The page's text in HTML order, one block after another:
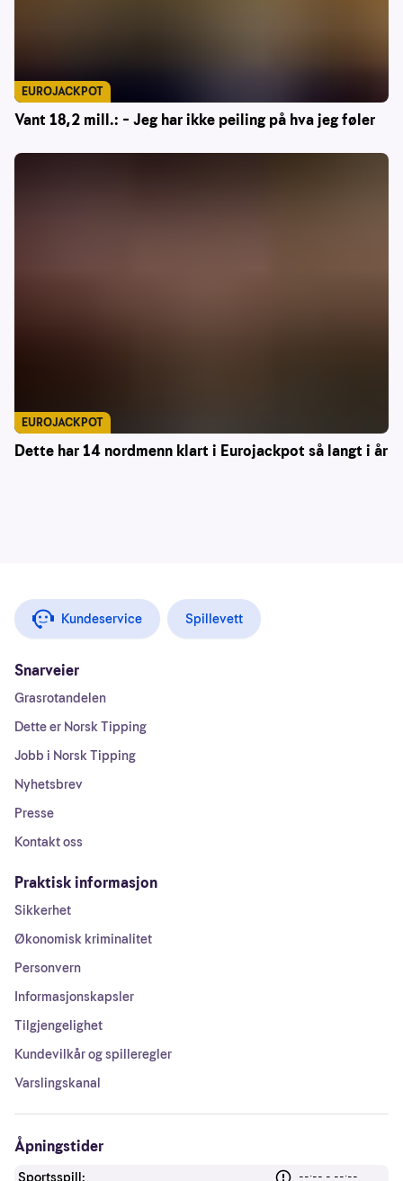
Vant 18,2 mill.: – Jeg har ikke peiling på hva jeg føler
EUROJACKPOT
Dette har 14 nordmenn klart i Eurojackpot så langt i år
EUROJACKPOT
Kundeservice Spillevett
Snarveier
Grasrotandelen
Dette er Norsk Tipping
Jobb i Norsk Tipping
Nyhetsbrev
Presse
Kontakt oss
Praktisk informasjon
Sikkerhet
Økonomisk kriminalitet
Personvern
Informasjonskapsler
Tilgjengelighet
Kundevilkår og spilleregler
Varslingskanal
Åpningstider